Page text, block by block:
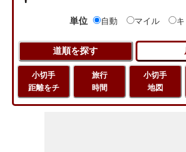
単位 自動 マイル キ
小切手
距離をチ
旅行
時間
小切手
地図